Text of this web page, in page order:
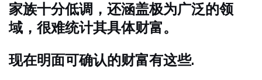
家族十分低调，还涵盖极为广泛的领
域，很难统计其具体财富。
现在明面可确认的财富有这些.